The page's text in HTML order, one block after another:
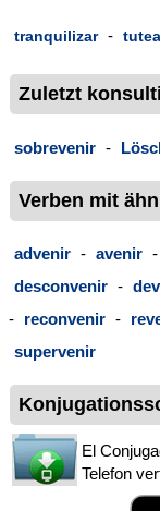
tranquilizar -
Zuletzt
sobrevenir -
Verben mit
advenir - avenir -
desconvenir -
- reconvenir -
supervenir
El
Telefon